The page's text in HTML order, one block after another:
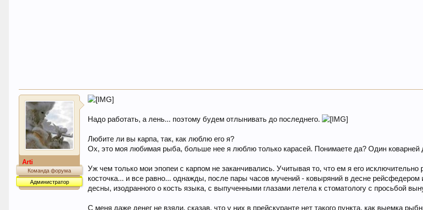
Arti
Команда форума
Администратор
Надо работать, а лень... поэтому будем отлынивать до последнего.
Любите ли вы карпа, так, как люблю его я?
Ох, это моя любимая рыба, больше нее я люблю только карасей. Понимаете да? Один коварней
Уж чем только мои эпопеи с карпом не заканчивались. Учитывая то, что ем я его
косточка... и все равно... однажды, после пары часов мучений - ковыряний в десне
десны, изодранного о кость языка, с выпученными глазами летела к стоматологу с просьбой
С меня даже денег не взяли, сказав, что у них в прейскуранте нет такого пункта, как выемка